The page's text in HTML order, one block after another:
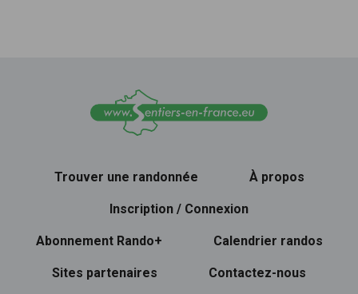
Trouver une randonnée À propos
Inscription / Connexion
Abonnement Rando+ Calendrier randos
Sites partenaires Contactez-nous